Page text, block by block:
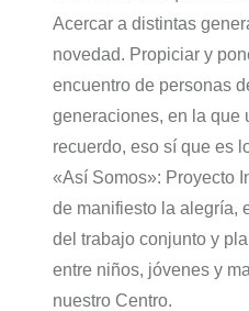
Acercar a distintas
novedad. Propiciar y
encuentro de personas
generaciones, en la que
recuerdo, eso sí que es
«Así Somos»: Proyecto
de manifiesto la alegría,
del trabajo conjunto y
entre niños, jóvenes y
nuestro Centro.